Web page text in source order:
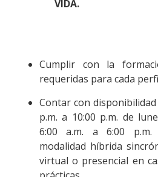
VIDA.
Cumplir con la
requeridas para cada
Contar con
p.m. a 10:00 p.m. de
6:00 a.m. a 6:00
modalidad híbrida
virtual o presencial en